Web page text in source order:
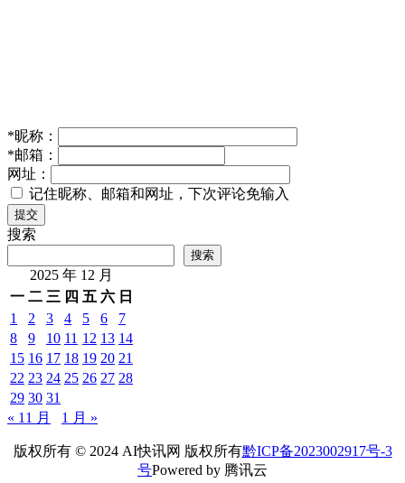
*昵称：
*邮箱：
网址：
记住昵称、邮箱和网址，下次评论免输入
提交
搜索
搜索
2025 年 12 月
一 二 三 四 五 六 日
1
2 3 4 5 6
7
8
9 10 11 12 13 14
15 16 17 18 19 20 21
22 23 24 25 26 27 28
29 30 31
« 11 月
1 月 »
版权所有 © 2024 AI快讯网 版权所有黔ICP备2023002917号-3
号Powered by 腾讯云